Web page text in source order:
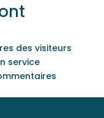
des visiteurs
service